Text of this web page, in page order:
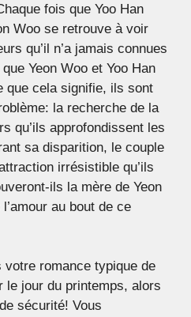
fois que Yoo Han
Woo se retrouve à voir
qu’il n’a jamais connues
Yeon Woo et Yoo Han
que cela signifie, ils sont
la recherche de la
qu’ils approfondissent les
sa disparition, le couple
irrésistible qu’ils
ils la mère de Yeon
au bout de ce
votre romance typique de
le jour du printemps, alors
sécurité! Vous